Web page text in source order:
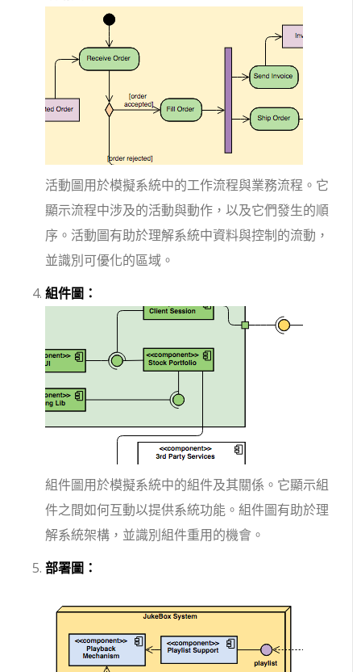
活動圖用於模擬系統中的工作流程與業務流程。它
顯示流程中涉及的活動與動作，以及它們發生的順
序。活動圖有助於理解系統中資料與控制的流動，
並識別可優化的區域。
組件圖：
組件圖用於模擬系統中的組件及其關係。它顯示組
件之間如何互動以提供系統功能。組件圖有助於理
解系統架構，並識別組件重用的機會。
部署圖：